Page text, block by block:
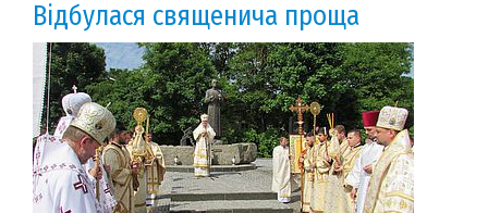
Відбулася священича проща